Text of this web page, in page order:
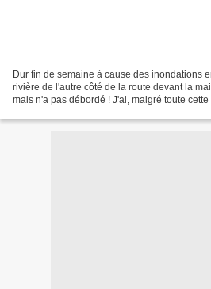
Dur fin de semaine à cause des inondations
rivière de l'autre côté de la route devant la
mais n'a pas débordé ! J'ai, malgré toute